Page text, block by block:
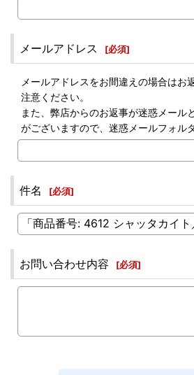
メールアドレス [必須]
メールアドレスをお間違えの場合はお
注意ください。
また、弊店からのお返事が迷惑メール
がございますので、迷惑メールフォル
件名 [必須]
お問い合わせ内容 [必須]